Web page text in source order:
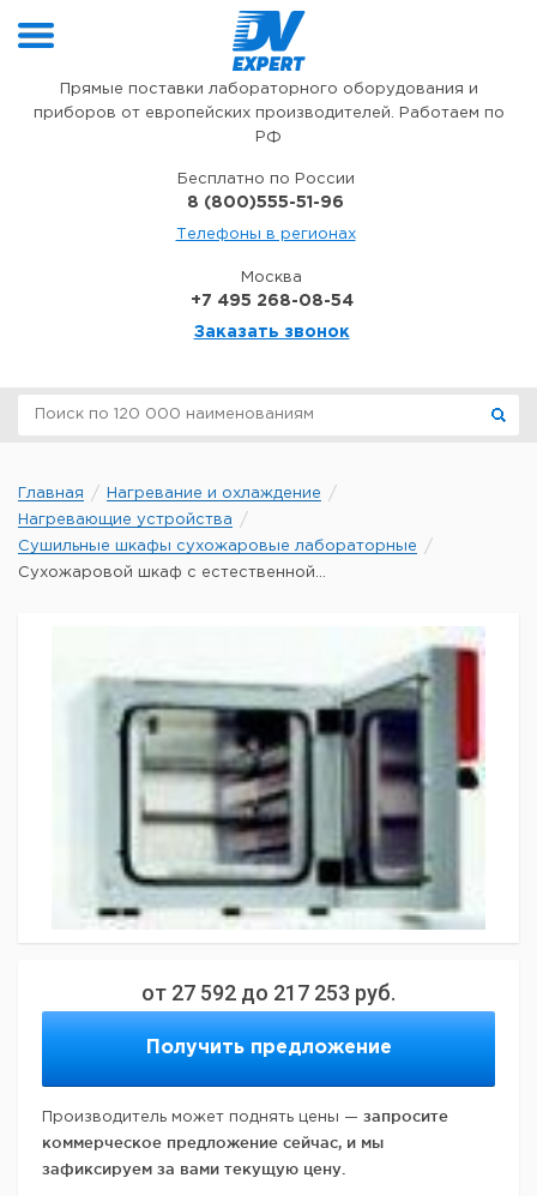
Прямые поставки лабораторного оборудования и
приборов от европейских производителей. Работаем по
РФ
Бесплатно по России
8 (800)555-51-96
Телефоны в регионах
Москва
+7 495 268-08-54
Заказать звонок
Главная
Нагревание и охлаждение
Нагревающие устройства
Сушильные шкафы сухожаровые лабораторные
Сухожаровой шкаф с естественной...
от 27 592 до 217 253 руб.
Получить предложение
Производитель может поднять цены — запросите
коммерческое предложение сейчас, и мы
зафиксируем за вами текущую цену.